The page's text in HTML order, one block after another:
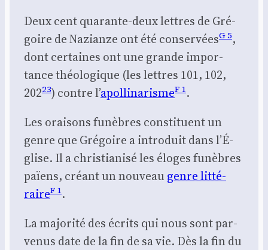
Deux cent qua­rante-deux lettres de Gré­
goire de Nazianze ont été conser­véesG 5,
dont cer­taines ont une grande impor­
tance théo­lo­gique (les lettres 101, 102,
20223) contre l’apol­li­na­rismeF 1.
Les orai­sons funèbres consti­tuent un
genre que Gré­goire a intro­duit dans l’É­
glise. Il a chris­tia­ni­sé les éloges funèbres
païens, créant un nou­veau genre lit­té­
raireF 1.
La majo­ri­té des écrits qui nous sont par­
ve­nus date de la fin de sa vie. Dès la fin du